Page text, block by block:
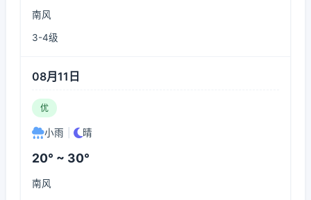
南风
3-4级
08月11日
优
小雨 晴
20° ~ 30°
南风